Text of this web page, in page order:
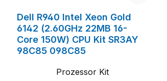
Dell R940 Intel Xeon Gold
6142 (2.60GHz 22MB 16-
Core 150W) CPU Kit SR3AY
98C85 098C85
Prozessor Kit